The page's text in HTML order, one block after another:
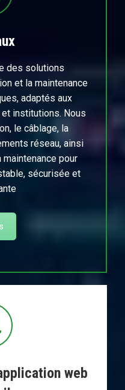
des solutions
et la maintenance
adaptés aux
institutions. Nous
le câblage, la
réseau, ainsi
pour
sécurisée et
web